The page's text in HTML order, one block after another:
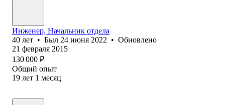
Инженер, Начальник отдела
40 лет • Был 24 июня 2022 • Обновлено
21 февраля 2015
130 000 ₽
Общий опыт
19 лет 1 месяц